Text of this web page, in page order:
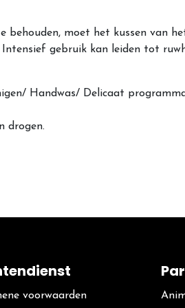
behouden, moet het kussen van
gebruik kan leiden tot
Handwas/ Delicaat
drogen.
voorwaarden